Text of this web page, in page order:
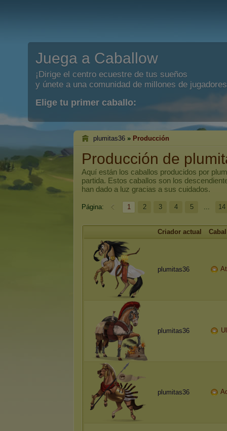
Juega a Caballow
¡Dirige el centro ecuestre de tus sueños
y únete a una comunidad de millones de
Elige tu primer caballo:
plumitas36 » Producción
Producción de
Aquí están los caballos producidos por
partida. Estos caballos son los
han dado a luz gracias a sus cuidados.
Página: 1 2 3 4 5 ... 14
Criador actual
plumitas36
plumitas36
plumitas36